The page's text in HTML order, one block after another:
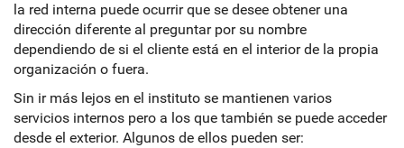
la red interna puede ocurrir que se desee obtener una
dirección diferente al preguntar por su nombre
dependiendo de si el cliente está en el interior de la propia
organización o fuera.
Sin ir más lejos en el instituto se mantienen varios
servicios internos pero a los que también se puede acceder
desde el exterior. Algunos de ellos pueden ser: